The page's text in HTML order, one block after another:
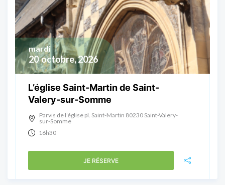
20 octobre, 2026
mardi
L’église Saint-Martin de Saint-
Valery-sur-Somme
Parvis de l’église pl. Saint-Martin 80230 Saint-Valery-
sur-Somme
16h30
JE RÉSERVE